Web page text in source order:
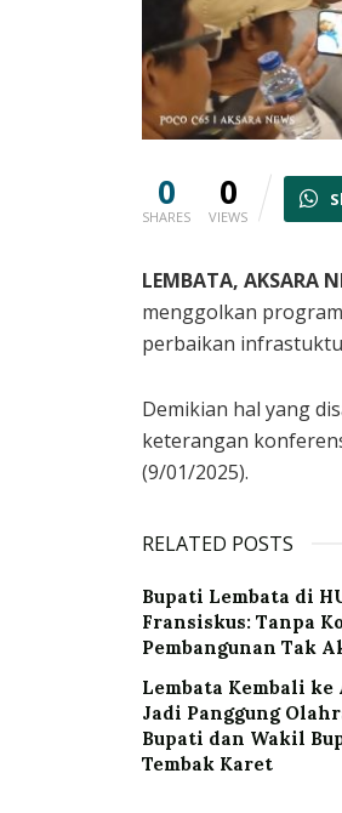
0
SHARES
0
VIEWS
LEMBATA, AKSARA
menggolkan
perbaikan
Demikian hal yang
keterangan
(9/01/2025).
RELATED POSTS
Bupati Lembata di
Fransiskus: Tanpa
Pembangunan Tak
Lembata Kembali
Jadi Panggung
Bupati dan Wakil
Tembak Karet